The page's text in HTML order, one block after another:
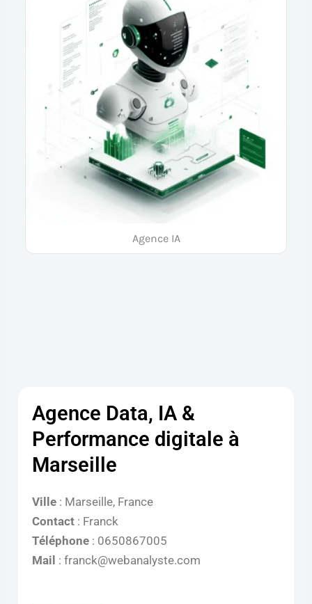
Agence IA
Agence Data, IA &
Performance digitale à
Marseille
Ville : Marseille, France
Contact : Franck
Téléphone : 0650867005
Mail : franck@webanalyste.com